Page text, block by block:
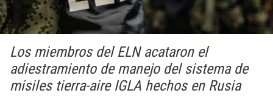
Los miembros del ELN acataron el
adiestramiento de manejo del sistema de
misiles tierra-aire IGLA hechos en Rusia